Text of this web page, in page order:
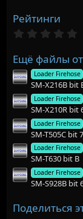
Рейтинги
0
з
в
ё
з
д
Ещё файлы
Loader Firehose
SM-X216B bit
Loader Firehose
SM-X210R bit
Loader Firehose
SM-T505C bit 7
Loader Firehose
SM-T630 bit B
Loader Firehose
SM-S928B bit
Поделиться